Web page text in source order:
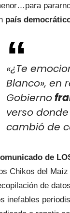
país
«¿Te
Blanco», en
Gobierno
verso
cambió de
de
Chikos del
de
inefables